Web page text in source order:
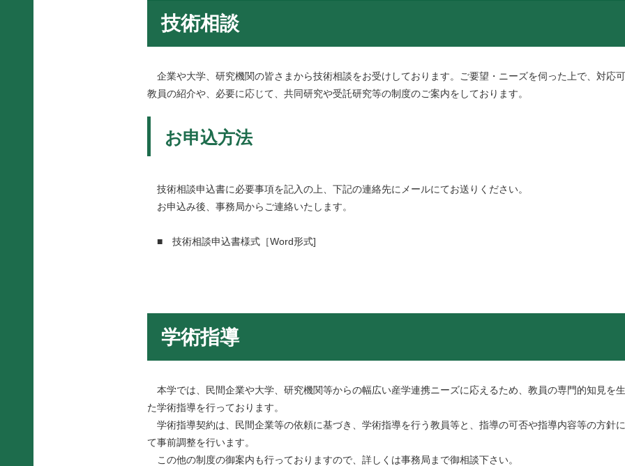
技術相談
企業や大学、研究機関の皆さまから技術相談をお受けしております。ご要望・ニーズを伺った上で、対応
教員の紹介や、必要に応じて、共同研究や受託研究等の制度のご案内をしております。
お申込方法
技術相談申込書に必要事項を記入の上、下記の連絡先にメールにてお送りください。
お申込み後、事務局からご連絡いたします。
■ 技術相談申込書様式［Word形式]
学術指導
本学では、民間企業や大学、研究機関等からの幅広い産学連携ニーズに応えるため、教員の専門的知見を
た学術指導を行っております。
学術指導契約は、民間企業等の依頼に基づき、学術指導を行う教員等と、指導の可否や指導内容等の方針
て事前調整を行います。
この他の制度の御案内も行っておりますので、詳しくは事務局まで御相談下さい。